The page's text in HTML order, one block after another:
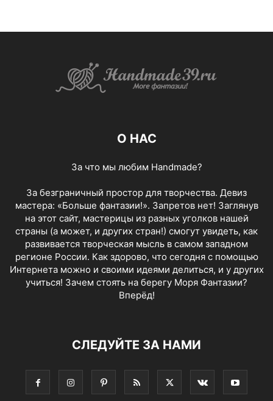
О НАС
За что мы любим Handmade?
За безграничный простор для творчества. Девиз
мастера: «Больше фантазии!». Запретов нет! Заглянув
на этот сайт, мастерицы из разных уголков нашей
страны (а может, и других стран!) смогут увидеть, как
развивается творческая мысль в самом западном
регионе России. Как здорово, что сегодня с помощью
Интернета можно и своими идеями делиться, и у других
учиться! Зачем стоять на берегу Моря Фантазии?
Вперёд!
СЛЕДУЙТЕ ЗА НАМИ